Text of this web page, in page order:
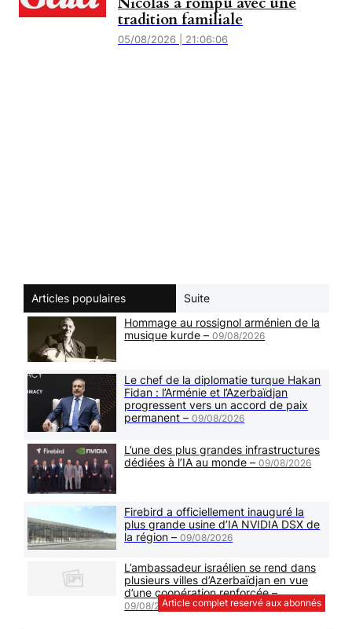
tradition familiale
05/08/2026 | 21:06:06
Articles populaires
Suite
Hommage au rossignol arménien de la
musique kurde –09/08/2026
Le chef de la diplomatie turque Hakan
Fidan : l’Arménie et l’Azerbaïdjan
progressent vers un accord de paix
permanent –09/08/2026
L’une des plus grandes infrastructures
dédiées à l’IA au monde –09/08/2026
Firebird a officiellement inauguré la
plus grande usine d’IA NVIDIA DSX de
la région –09/08/2026
Article complet reservé aux abonnés
L’ambassadeur israélien se rend dans
plusieurs villes d’Azerbaïdjan en vue
d’une coopération renforcée –
09/08/2026